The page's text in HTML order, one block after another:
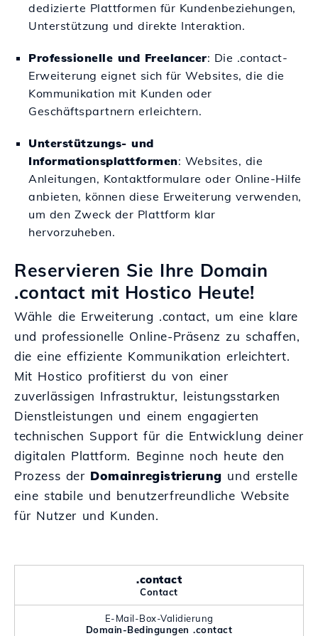
dedizierte Plattformen für Kundenbeziehungen,
Unterstützung und direkte Interaktion.
Professionelle und Freelancer: Die .contact-
Erweiterung eignet sich für Websites, die die
Kommunikation mit Kunden oder
Geschäftspartnern erleichtern.
Unterstützungs- und
Informationsplattformen: Websites, die
Anleitungen, Kontaktformulare oder Online-Hilfe
anbieten, können diese Erweiterung verwenden,
um den Zweck der Plattform klar
hervorzuheben.
Reservieren Sie Ihre Domain
.contact mit Hostico Heute!
Wähle die Erweiterung .contact, um eine klare
und professionelle Online-Präsenz zu schaffen,
die eine effiziente Kommunikation erleichtert.
Mit Hostico profitierst du von einer
zuverlässigen Infrastruktur, leistungsstarken
Dienstleistungen und einem engagierten
technischen Support für die Entwicklung deiner
digitalen Plattform. Beginne noch heute den
Prozess der Domainregistrierung und erstelle
eine stabile und benutzerfreundliche Website
für Nutzer und Kunden.
.contact
Contact
E-Mail-Box-Validierung
Domain-Bedingungen .contact